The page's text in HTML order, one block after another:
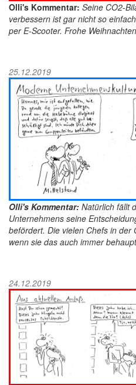
Olli's Kommentar: Seine CO2-
verbessern ist gar nicht so
per E-Scooter. Frohe
25.12.2019
Olli's Kommentar: Natürlich fällt
Unternehmens seine
befördert. Die vielen Chefs in
wenn sie das auch immer
24.12.2019